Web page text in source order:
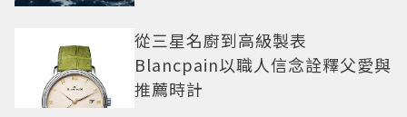
從三星名廚到高級製表
Blancpain以職人信念詮釋父愛與
推薦時計